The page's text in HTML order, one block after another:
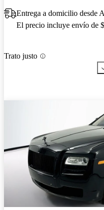
Entrega a domicilio desde
El precio incluye envío de
Trato justo